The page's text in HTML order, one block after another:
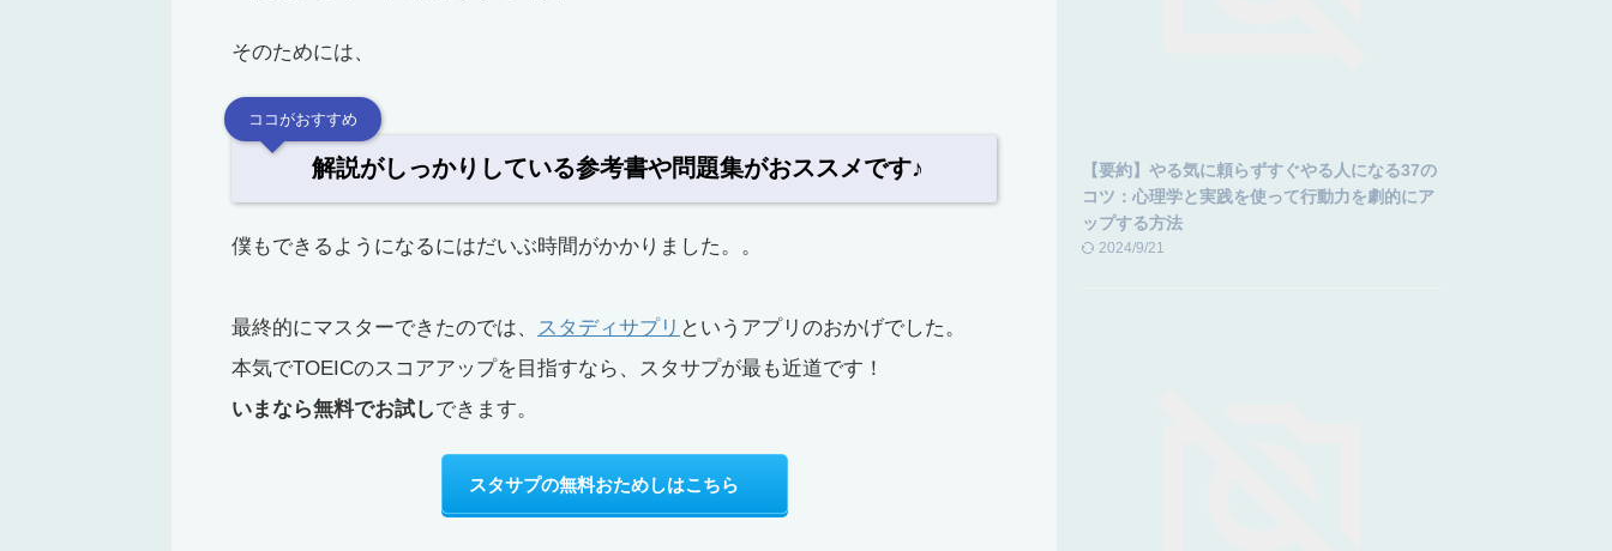
そのためには、
ココがおすすめ
解説がしっかりしている参考書や問題集がおススメです♪
僕もできるようになるにはだいぶ時間がかかりました。。
最終的にマスターできたのでは、 スタディサプリ というアプリのおかげでした。
本気でTOEICのスコアアップを目指すなら、スタサプが最も近道です！
いまなら無料でお試しできます。
スタサプの無料おためしはこちら
【要約】やる気に頼らずすぐやる人になる37の
コツ：心理学と実践を使って行動力を劇的にア
ップする方法
2024/9/21